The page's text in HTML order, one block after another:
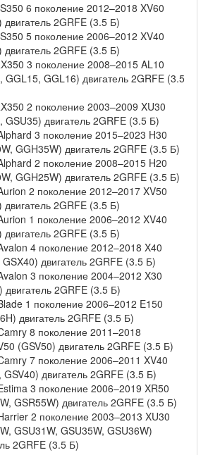
6 поколение 2012–2018 XV60
двигатель 2GRFE (3.5 Б)
5 поколение 2006–2012 XV40
двигатель 2GRFE (3.5 Б)
3 поколение 2008–2015 AL10
GGL15, GGL16) двигатель 2GRFE (3.5
2 поколение 2003–2009 XU30
GSU35) двигатель 2GRFE (3.5 Б)
3 поколение 2015–2023 H30
GGH35W) двигатель 2GRFE (3.5 Б)
2 поколение 2008–2015 H20
GGH25W) двигатель 2GRFE (3.5 Б)
2 поколение 2012–2017 XV50
двигатель 2GRFE (3.5 Б)
1 поколение 2006–2012 XV40
двигатель 2GRFE (3.5 Б)
4 поколение 2012–2018 X40
GSX40) двигатель 2GRFE (3.5 Б)
3 поколение 2004–2012 X30
двигатель 2GRFE (3.5 Б)
1 поколение 2006–2012 E150
двигатель 2GRFE (3.5 Б)
8 поколение 2011–2018
(GSV50) двигатель 2GRFE (3.5 Б)
7 поколение 2006–2011 XV40
GSV40) двигатель 2GRFE (3.5 Б)
3 поколение 2006–2019 XR50
GSR55W) двигатель 2GRFE (3.5 Б)
2 поколение 2003–2013 XU30
GSU31W, GSU35W, GSU36W)
2GRFE (3.5 Б)